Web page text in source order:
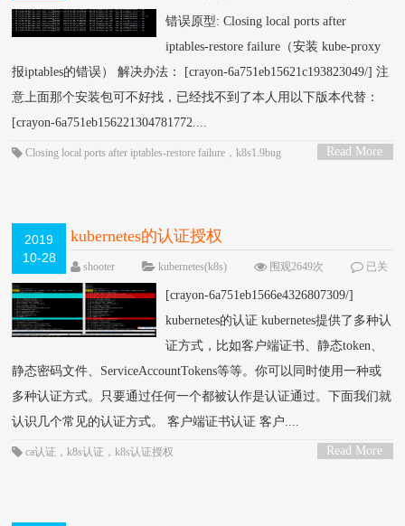
闭评论
错误原型: Closing local ports after
iptables-restore failure（安装 kube-proxy
报iptables的错误） 解决办法： [crayon-6a751eb15621c193823049/] 注
意上面那个安装包可不好找，已经找不到了本人用以下版本代替：
[crayon-6a751eb156221304781772....
Read More
Closing local ports after iptables-restore failure ，k8s1.9bug
2019
10-28
kubernetes的认证授权
shooter kubernetes(k8s) 围观2649次
已关
闭评论
[crayon-6a751eb1566e4326807309/]
kubernetes的认证 kubernetes提供了多种认
证方式，比如客户端证书、静态token、
静态密码文件、ServiceAccountTokens等等。你可以同时使用一种或
多种认证方式。只要通过任何一个都被认作是认证通过。下面我们就
认识几个常见的认证方式。 客户端证书认证 客户....
Read More
ca认证 ，k8s认证 ，k8s认证授权